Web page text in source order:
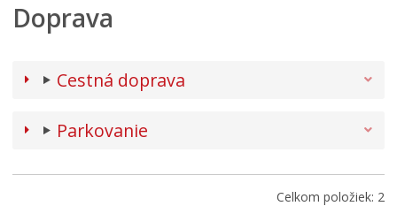
Doprava
Cestná doprava
Parkovanie
Celkom položiek: 2